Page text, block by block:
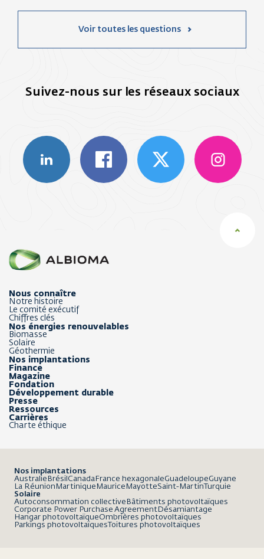
Voir toutes les questions
Suivez-nous sur les réseaux sociaux
Nous connaître
Notre histoire
Le comité exécutif
Chiffres clés
Nos énergies renouvelables
Biomasse
Solaire
Géothermie
Nos implantations
Finance
Magazine
Fondation
Développement durable
Presse
Ressources
Carrières
Charte éthique
Nos implantations
Australie Brésil Canada France hexagonaleGuadeloupeGuyane
La Réunion Martinique Maurice MayotteSaint-Martin Turquie
Solaire
Autoconsommation collective Bâtiments photovoltaïques
Corporate Power Purchase Agreement Désamiantage
Hangar photovoltaïqueOmbrières photovoltaïques
Parkings photovoltaïques Toitures photovoltaïques